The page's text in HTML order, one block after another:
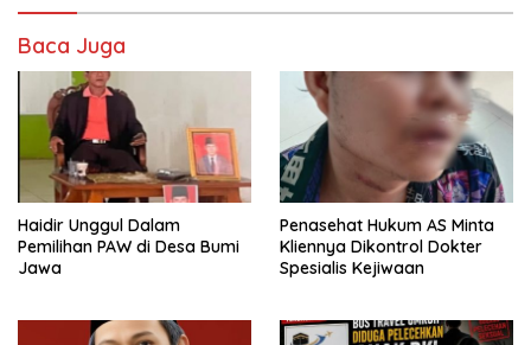
Baca Juga
Haidir Unggul Dalam
Pemilihan PAW di Desa Bumi
Jawa
Penasehat Hukum AS Minta
Kliennya Dikontrol Dokter
Spesialis Kejiwaan